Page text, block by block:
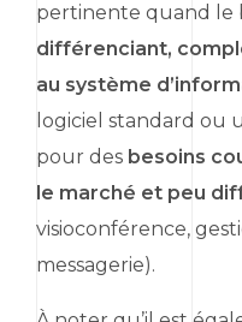
pertinente quand le
différenciant,
au système
logiciel standard ou
pour des besoins
le marché et peu
visioconférence,
messagerie).